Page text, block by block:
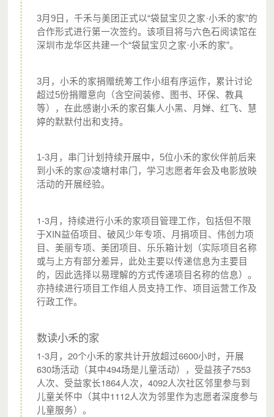
培养社区居民、社会爱心人士成为城市支教志愿者，
让流动儿童可以在社区中参与亲子阅读、亲子游戏、
为小禾的家配备书籍、书架、教具、玩具等配置；分
摊小禾的家所在场地的运行成本例如房租、水电等。
1位城市支教志愿者，在1个月中至少服务流动儿童48人次。
由城市支教志愿者和社区合作伙伴共同运营的小禾的家，可
在1年内开展活动50次、自由开放50次，每次参加家庭至少
10个，影响至少1000个社区家庭。
3月9日，千禾与美团正式以“袋鼠宝贝之家·小禾的家”的
合作形式进行第一次签约。该项目将与六色石阅读馆在
深圳市龙华区共建一个“袋鼠宝贝之家·小禾的家”。
3月，小禾的家捐赠统筹工作小组有序运作，累计讨论
超过5份捐赠意向（含空间装修、图书、环保、教具
等），在此感谢小禾的家召集人小黑、月婵、红飞、慧
婷的默默付出和支持。
1-3月，串门计划持续开展中，5位小禾的家伙伴前后来
到小禾的家@凌塘村串门，学习志愿者年会及电影放映
活动的开展经验。
1-3月，持续进行小禾的家项目管理工作，包括但不限
于XIN益佰项目、破风少年专项、月捐项目、伟创力项
目、美丽专项、美团项目、乐乐箱计划（实际项目名称
或与上方有部分差异，此处主要以传递信息为主要目
的，因此选择以易理解的方式传递项目名称的信息）。
亦持续进行项目工作组人员支持工作、项目运营工作及
行政工作。
数读小禾的家
1-3月，20个小禾的家共计开放超过6600小时，开展
630场活动（其中494场是儿童活动），受益孩子7553
人次、受益家长1864人次，4092人次社区邻里参与到
儿童关怀中（其中1112人次为邻里作为志愿者深度参与
儿童服务）。